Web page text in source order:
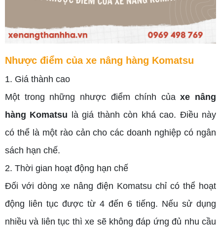
Nhược điểm của xe nâng hàng Komatsu
1. Giá thành cao
Một trong những nhược điểm chính củaxe nâng
hàng Komatsu là giá thành còn khá cao. Điều này
có thể là một rào cản cho các doanh nghiệp có ngân
sách hạn chế.
2. Thời gian hoạt động hạn chế
Đối với dòng xe nâng điện Komatsu chỉ có thể hoạt
động liên tục được từ 4 đến 6 tiếng. Nếu sử dụng
nhiều và liên tục thì xe sẽ không đáp ứng đủ nhu cầu